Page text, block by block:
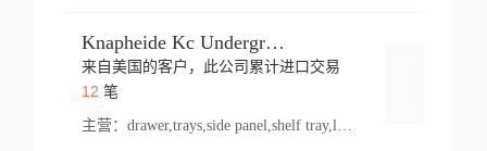
Knapheide Kc Underground
来自美国的客户，此公司累计进口交易
12 笔
主营：